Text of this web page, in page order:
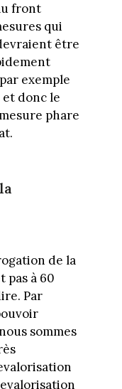
front
qui
être
exemple
donc le
phare
de la
pas à 60
Par
sommes